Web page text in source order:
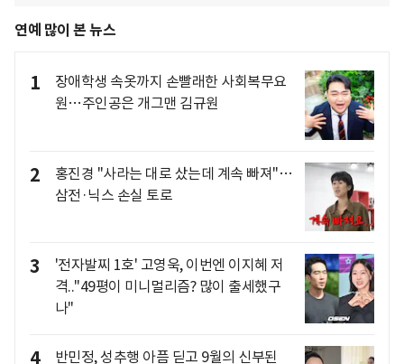
연예 많이 본 뉴스
1
장애학생 속옷까지 손빨래한 사회복무요
원…주인공은 개그맨 김규원
2
홍진경 "사라는 대로 샀는데 계속 빠져"…
삼전·닉스 손실 토로
3
'전자발찌 1호' 고영욱, 이번엔 이지혜 저
격.."49평이 미니멀리즘? 많이 출세했구
나"
4
반민정, 성추행 아픔 딛고 9월의 신부된